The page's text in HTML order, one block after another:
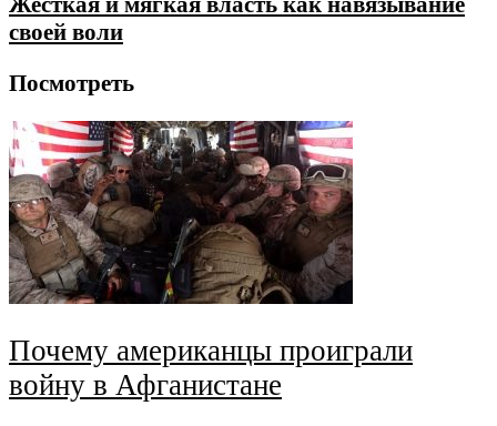
своей воли
Посмотреть
Почему американцы проиграли
войну в Афганистане